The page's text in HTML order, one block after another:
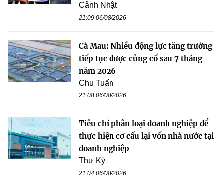
Cảnh Nhật
21:09 06/08/2026
Cà Mau: Nhiều động lực tăng trưởng
tiếp tục được củng cố sau 7 tháng
năm 2026
Chu Tuấn
21:08 06/08/2026
Tiêu chí phân loại doanh nghiệp để
thực hiện cơ cấu lại vốn nhà nước tại
doanh nghiệp
Thư Kỳ
21:04 06/08/2026